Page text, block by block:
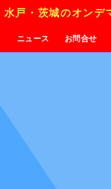
水戸・茨城のオンデ
ニュース お問合せ